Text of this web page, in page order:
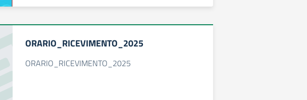
ORARIO_RICEVIMENTO_2025
ORARIO_RICEVIMENTO_2025